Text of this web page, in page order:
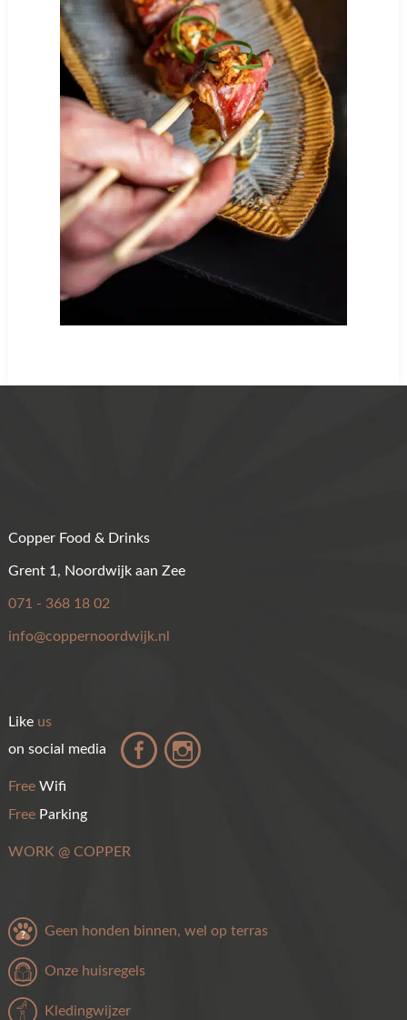
Copper Food & Drinks
Grent 1, Noordwijk aan Zee
071 - 368 18 02
info@coppernoordwijk.nl
Like us
on social media
FreeWifi
FreeParking
WORK @COPPER
Geen honden binnen, wel op terras
Onze huisregels
Kledingwijzer